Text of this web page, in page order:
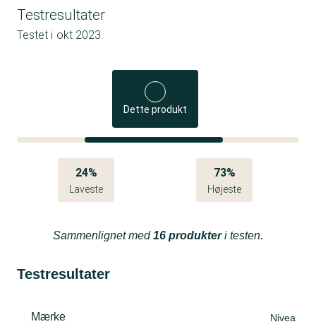
Testresultater
Testet i okt 2023
Dette produkt
24%
Laveste
73%
Højeste
Sammenlignet med 16 produkteri testen.
Testresultater
Mærke Nivea